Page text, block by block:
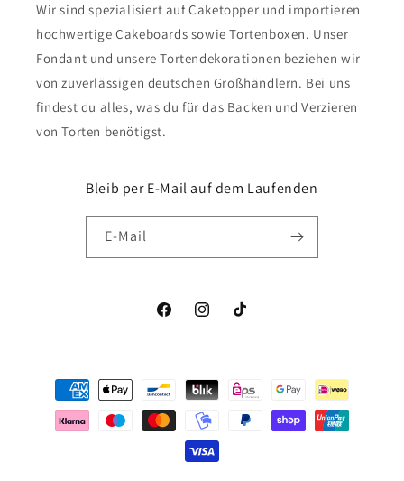
Wir sind spezialisiert auf Caketopper und importieren
hochwertige Cakeboards sowie Tortenboxen. Unser
Fondant und unsere Tortendekorationen beziehen wir
von zuverlässigen deutschen Großhändlern. Bei uns
findest du alles, was du für das Backen und Verzieren
von Torten benötigst.
Bleib per E-Mail auf dem Laufenden
E-Mail
FacebookInstagramTikTok
Zahlungsmethoden